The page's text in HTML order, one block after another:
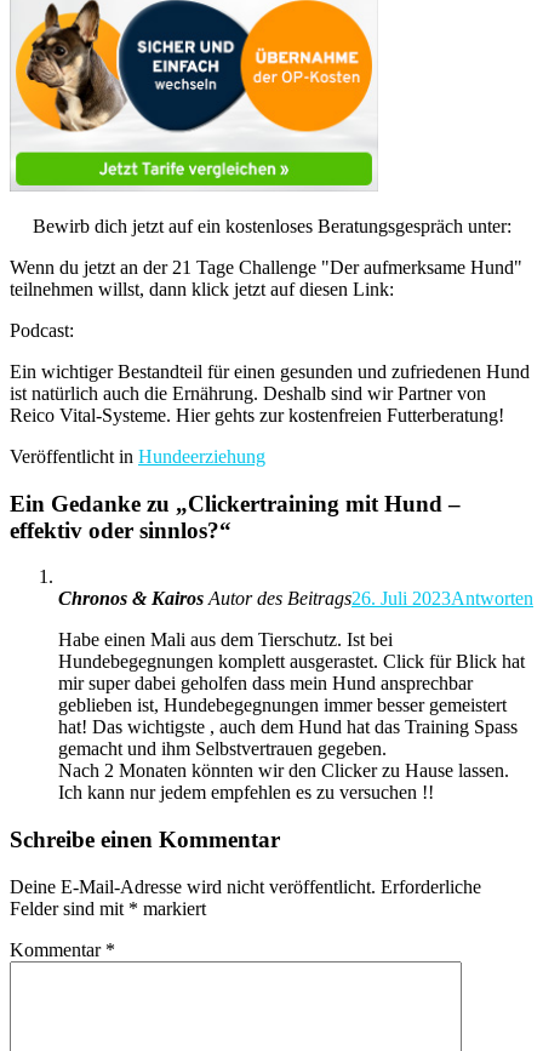
Bewirb dich jetzt auf ein kostenloses Beratungsgespräch unter:
Wenn du jetzt an der 21 Tage Challenge "Der aufmerksame Hund"
teilnehmen willst, dann klick jetzt auf diesen Link:
Podcast:
Ein wichtiger Bestandteil für einen gesunden und zufriedenen Hund
ist natürlich auch die Ernährung. Deshalb sind wir Partner von
Reico Vital-Systeme. Hier gehts zur kostenfreien Futterberatung!
Veröffentlicht in Hundeerziehung
Ein Gedanke zu „Clickertraining mit Hund –
effektiv oder sinnlos?“
Chronos & Kairos Autor des Beitrags26. Juli 2023Antworten
Habe einen Mali aus dem Tierschutz. Ist bei
Hundebegegnungen komplett ausgerastet. Click für Blick hat
mir super dabei geholfen dass mein Hund ansprechbar
geblieben ist, Hundebegegnungen immer besser gemeistert
hat! Das wichtigste , auch dem Hund hat das Training Spass
gemacht und ihm Selbstvertrauen gegeben.
Nach 2 Monaten könnten wir den Clicker zu Hause lassen.
Ich kann nur jedem empfehlen es zu versuchen !!
Schreibe einen Kommentar
Deine E-Mail-Adresse wird nicht veröffentlicht. Erforderliche
Felder sind mit * markiert
Kommentar *